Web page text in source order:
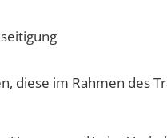
diese im Rahmen des